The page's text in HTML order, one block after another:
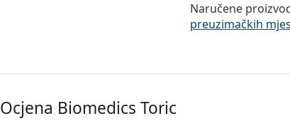
Naručene
preuzimačkih
Ocjena Biomedics Toric